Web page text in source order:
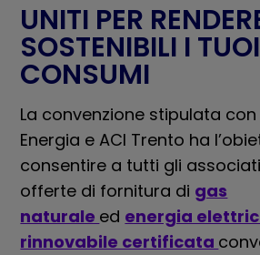
UNITI PER
SOSTENIBILI I TUOI
CONSUMI
La convenzione stipulata
Energia e ACI Trento ha
consentire a tutti gli
offerte di fornitura di gas
naturale ed energia
rinnovabile certificata